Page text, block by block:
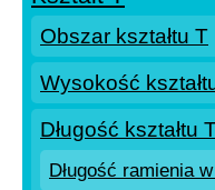
Obszar kształtu T
Wysokość
Długość kształtu
Długość ramienia